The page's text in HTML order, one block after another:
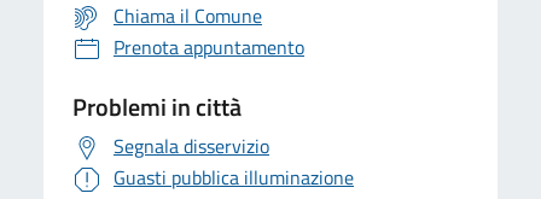
Chiama il Comune
Prenota appuntamento
Problemi in città
Segnala disservizio
Guasti pubblica illuminazione